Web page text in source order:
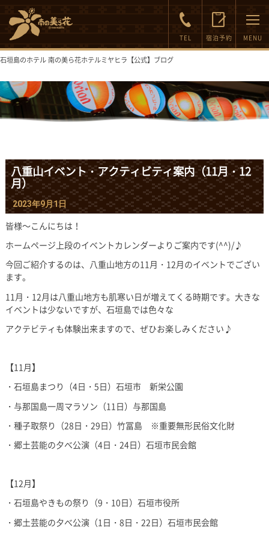
TEL 宿泊予約 MENU
石垣島のホテル 南の美ら花ホテルミヤヒラ【公式】ブログ
八重山イベント・アクティビティ案内（11月・12
月）
2023年9月1日
皆様～こんにちは！
ホームページ上段のイベントカレンダーよりご案内です(^^)/♪
今回ご紹介するのは、八重山地方の11月・12月のイベントでござい
ます。
11月・12月は八重山地方も肌寒い日が増えてくる時期です。大きな
イベントは少ないですが、石垣島では色々な
アクテビティも体験出来ますので、ぜひお楽しみください♪
【11月】
・石垣島まつり（4日・5日）石垣市 新栄公園
・与那国島一周マラソン（11日）与那国島
・種子取祭り（28日・29日）竹冨島 ※重要無形民俗文化財
・郷土芸能の夕べ公演（4日・24日）石垣市民会館
【12月】
・石垣島やきもの祭り（9・10日）石垣市役所
・郷土芸能の夕べ公演（1日・8日・22日）石垣市民会館